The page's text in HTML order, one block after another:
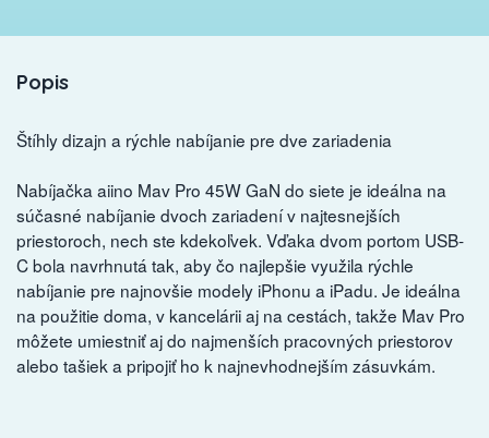
Popis
Štíhly dizajn a rýchle nabíjanie pre dve zariadenia
Nabíjačka aiino Mav Pro 45W GaN do siete je ideálna na
súčasné nabíjanie dvoch zariadení v najtesnejších
priestoroch, nech ste kdekoľvek. Vďaka dvom portom USB-
C bola navrhnutá tak, aby čo najlepšie využila rýchle
nabíjanie pre najnovšie modely iPhonu a iPadu. Je ideálna
na použitie doma, v kancelárii aj na cestách, takže Mav Pro
môžete umiestniť aj do najmenších pracovných priestorov
alebo tašiek a pripojiť ho k najnevhodnejším zásuvkám.